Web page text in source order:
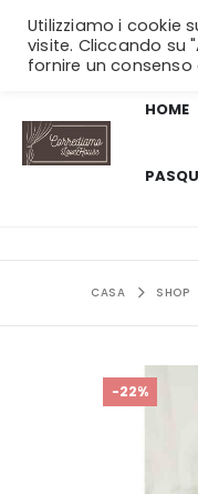
HOME
CASA SHOP
-22%
Utilizziamo i cookie
visite. Cliccando su
fornire un